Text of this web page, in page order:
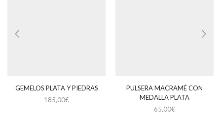
GEMELOS PLATA Y PIEDRAS
185,00€
PULSERA MACRAMÉ CON
MEDALLA PLATA
65,00€